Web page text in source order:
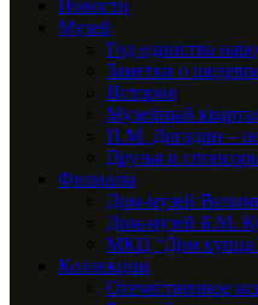
Новости
Музей
Год единства
Заметки о
История
Музейный
П.М. Догадин –
Друзья и
Филиалы
Дом-музей
Дом-музей Б.М.
МКЦ “Дом купца
Коллекции
Отечественное